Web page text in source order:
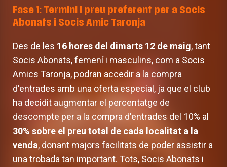
Fase 1: Termini i preu preferent per a Socis
Abonats i Socis Amic Taronja
Des de les 16 hores del dimarts 12 de maig, tant
Socis Abonats, femení i masculins, com a Socis
Amics Taronja, podran accedir a la compra
d'entrades amb una oferta especial, ja que el club
ha decidit augmentar el percentatge de
descompte per a la compra d'entrades del 10% al
30% sobre el preu total de cada localitat a la
venda, donant majors facilitats de poder assistir a
una trobada tan important. Tots, Socis Abonats i